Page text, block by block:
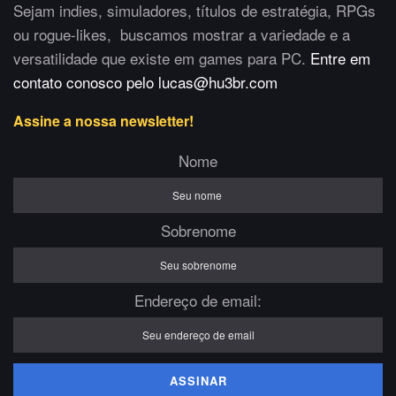
Sejam indies, simuladores, títulos de estratégia, RPGs
ou rogue-likes, buscamos mostrar a variedade e a
versatilidade que existe em games para PC. Entre em
contato conosco pelo lucas@hu3br.com
Assine a nossa newsletter!
Nome
Sobrenome
Endereço de email: